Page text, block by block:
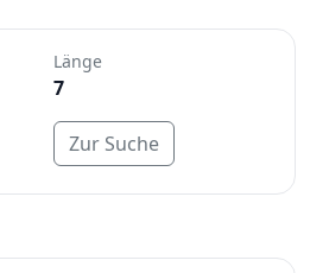
Länge
7
Zur Suche